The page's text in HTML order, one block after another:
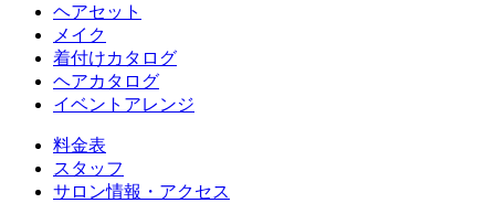
ヘアセット
メイク
着付けカタログ
ヘアカタログ
イベントアレンジ
料金表
スタッフ
サロン情報・アクセス